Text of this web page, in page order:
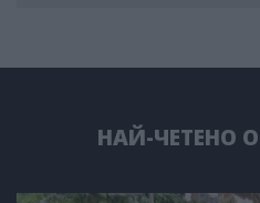
НАЙ-ЧЕТЕНО